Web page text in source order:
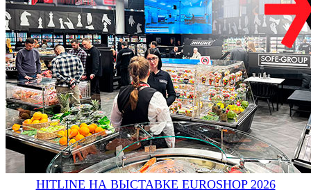
HITLINE НА ВЫСТАВКЕ EUROSHOP 2026